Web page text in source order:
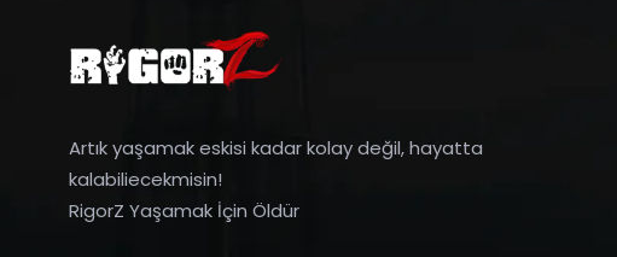
Artık yaşamak eskisi kadar kolay değil, hayatta
kalabiliecekmisin!
RigorZ Yaşamak İçin Öldür